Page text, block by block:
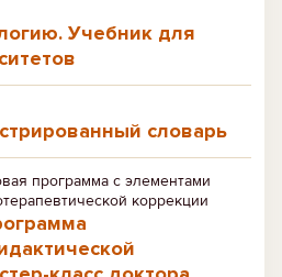
Учебник для
словарь
программа с элементами
коррекции